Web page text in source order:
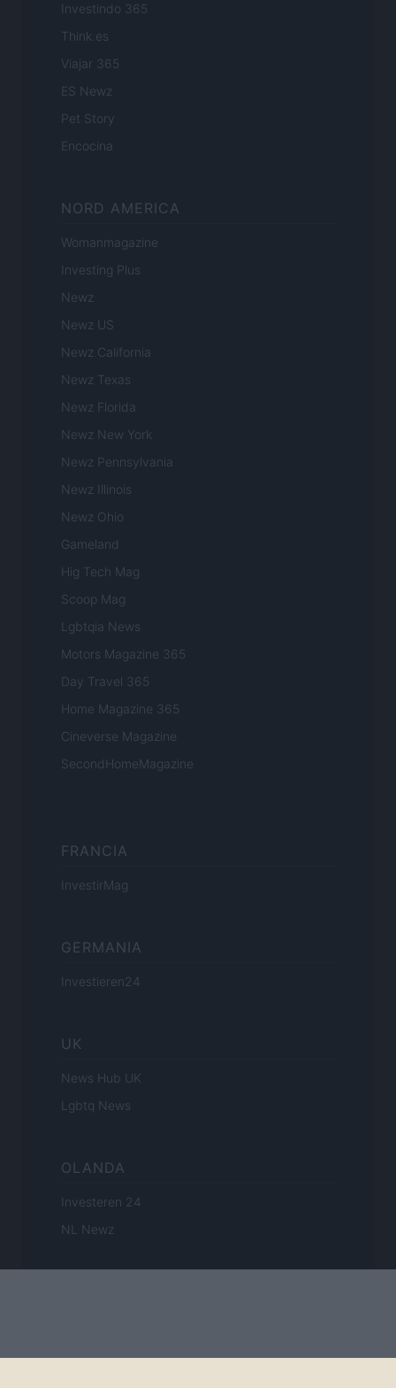
Investindo 365
Think.es
Viajar 365
ES Newz
Pet Story
Encocina
NORD AMERICA
Womanmagazine
Investing Plus
Newz
Newz US
Newz California
Newz Texas
Newz Florida
Newz New York
Newz Pennsylvania
Newz Illinois
Newz Ohio
Gameland
Hig Tech Mag
Scoop Mag
Lgbtqia News
Motors Magazine 365
Day Travel 365
Home Magazine 365
Cineverse Magazine
SecondHomeMagazine
FRANCIA
InvestirMag
GERMANIA
Investieren24
UK
News Hub UK
Lgbtq News
OLANDA
Investeren 24
NL Newz